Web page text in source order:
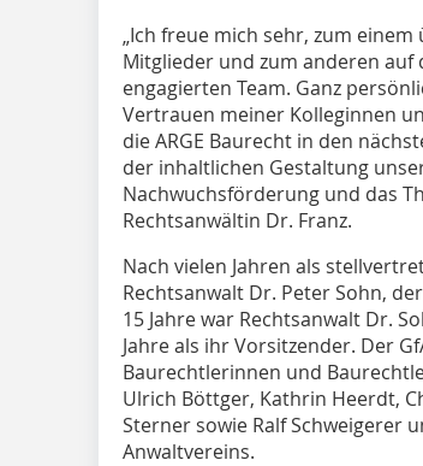
„Ich freue mich sehr, zum
Mitglieder und zum anderen
engagierten Team. Ganz
Vertrauen meiner Kolleginnen
die ARGE Baurecht in den
der inhaltlichen Gestaltung
Nachwuchsförderung und das
Rechtsanwältin Dr. Franz.
Nach vielen Jahren als
Rechtsanwalt Dr. Peter Sohn,
15 Jahre war Rechtsanwalt Dr.
Jahre als ihr Vorsitzender. Der
Baurechtlerinnen und
Ulrich Böttger, Kathrin Heerdt,
Sterner sowie Ralf Schweigerer
Anwaltvereins.